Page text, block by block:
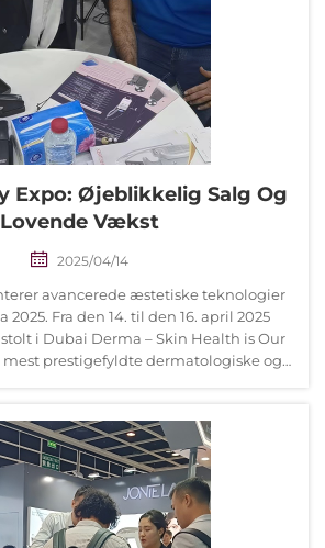
Expo: Øjeblikkelig Salg Og
Lovende Vækst
2025/04/14
avancerede æstetiske teknologier
2025. Fra den 14. til den 16. april 2025
i Dubai Derma – Skin Health is Our
mest prestigefyldte dermatologiske og